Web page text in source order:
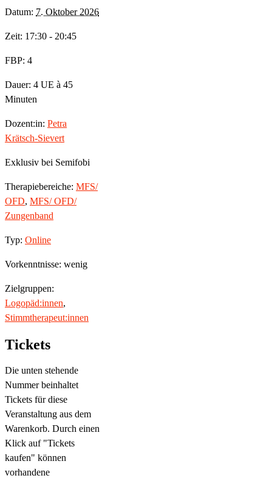
Datum: 7. Oktober 2026
Zeit: 17:30 - 20:45
FBP: 4
Dauer: 4 UE à 45
Minuten
Dozent:in: Petra
Krätsch-Sievert
Exklusiv bei Semifobi
Therapiebereiche: MFS/
OFD, MFS/ OFD/
Zungenband
Typ: Online
Vorkenntnisse: wenig
Zielgruppen:
Logopäd:innen,
Stimmtherapeut:innen
Tickets
Die unten stehende
Nummer beinhaltet
Tickets für diese
Veranstaltung aus dem
Warenkorb. Durch einen
Klick auf "Tickets
kaufen" können
vorhandene